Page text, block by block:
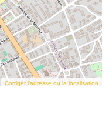
Corriger l’adresse ou la localisation